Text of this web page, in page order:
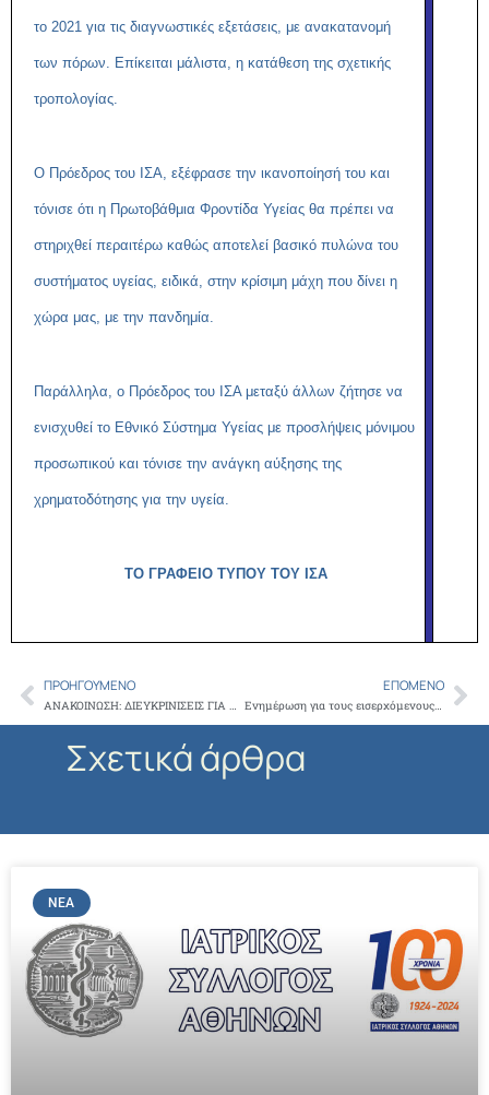
το 2021 για τις διαγνωστικές εξετάσεις, με ανακατανομή
των πόρων. Επίκειται μάλιστα, η κατάθεση της σχετικής
τροπολογίας.
Ο Πρόεδρος του ΙΣΑ, εξέφρασε την ικανοποίησή του και
τόνισε ότι η Πρωτοβάθμια Φροντίδα Υγείας θα πρέπει να
στηριχθεί περαιτέρω καθώς αποτελεί βασικό πυλώνα του
συστήματος υγείας, ειδικά, στην κρίσιμη μάχη που δίνει η
χώρα μας, με την πανδημία.
Παράλληλα, ο Πρόεδρος του ΙΣΑ μεταξύ άλλων ζήτησε να
ενισχυθεί το Εθνικό Σύστημα Υγείας με προσλήψεις μόνιμου
προσωπικού και τόνισε την ανάγκη αύξησης της
χρηματοδότησης για την υγεία.
ΤΟ ΓΡΑΦΕΙΟ ΤΥΠΟΥ ΤΟΥ ΙΣΑ
Prev
ΠΡΟΗΓΟΎΜΕΝΟ
ΑΝΑΚΟΙΝΩΣΗ: ΔΙΕΥΚΡΙΝΙΣΕΙΣ ΓΙΑ ΤΟΥΣ ΕΜΒΟΛΙΑΣΜΕΝΟΥΣ ΣΥΝΟΔΟΥΣ
ΕΠΌΜΕΝΟ
Ενημέρωση για τους εισερχόμενους σε ιατρεία και λοιπούς φορείς Π.Φ.Υ.
Σχετικά άρθρα
ΝΈΑ